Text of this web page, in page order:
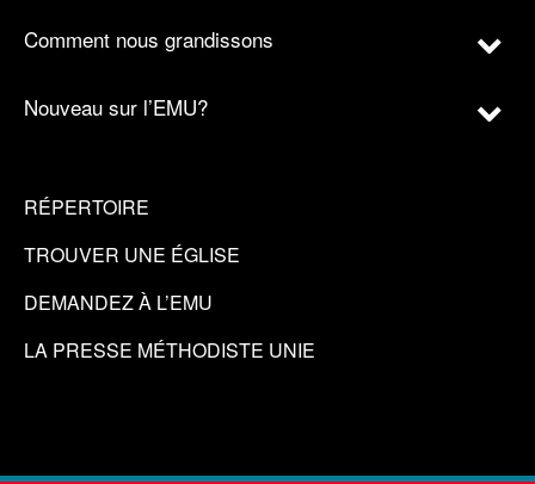
Comment nous grandissons
Nouveau sur l’EMU?
RÉPERTOIRE
TROUVER UNE ÉGLISE
DEMANDEZ À L’EMU
LA PRESSE MÉTHODISTE UNIE